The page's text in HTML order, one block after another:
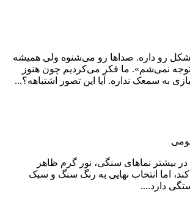
رو داره. صداها رو می‌شنوه ولی همیشه
نمی‌شم». ما فکر می‌کردیم چون هنوز
به سمعک نداره. آیا این تصور اشتباهه؟...
بیشتر نماهای سنگی، نور گرم ظاهر
اما انتخاب نهایی به رنگ سنگ و سبک
دارد....